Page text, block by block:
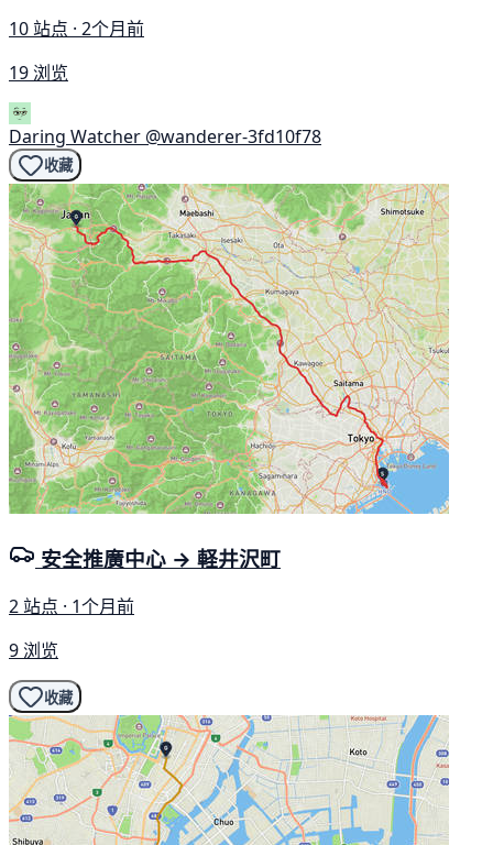
10 站点 · 2个月前
19 浏览
Daring Watcher @wanderer-3fd10f78
收藏
安全推廣中心 → 軽井沢町
2 站点 · 1个月前
9 浏览
收藏